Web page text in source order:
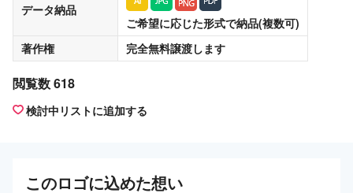
データ納品
ご希望に応じた形式で納品(複数可)
著作権
完全無料譲渡します
閲覧数 618
検討中リストに追加する
このロゴに込めた想い